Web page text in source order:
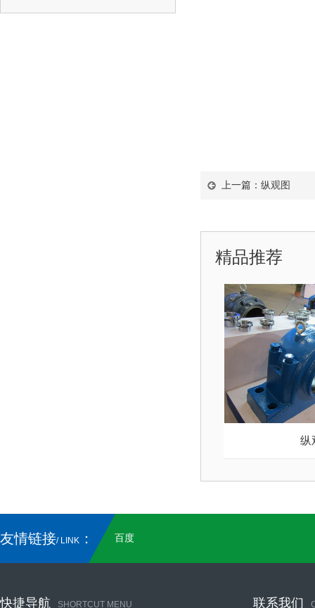
上一篇： 纵观图
精品推荐
纵
友情链接/ LINK ： 百度
快捷导航 SHORTCUT MENU 联系我们